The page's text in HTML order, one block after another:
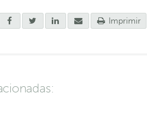
Imprimir